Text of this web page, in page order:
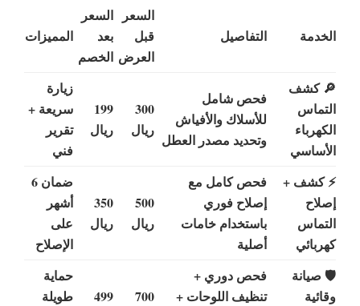
الخدمة التفاصيل
السعر
قبل
العرض
السعر
بعد
الخصم
المميزات
🔎 كشف
التماس
الكهرباء
الأساسي
فحص شامل
للأسلاك والأفياش
وتحديد مصدر العطل
300
ريال
199
ريال
زيارة
سريعة +
تقرير
فني
⚡ كشف +
إصلاح
التماس
كهربائي
فحص كامل مع
إصلاح فوري
باستخدام خامات
أصلية
500
ريال
350
ريال
ضمان 6
أشهر
على
الإصلاح
🛡 صيانة
وقائية
فحص دوري +
تنظيف اللوحات +
700
499
حماية
طويلة